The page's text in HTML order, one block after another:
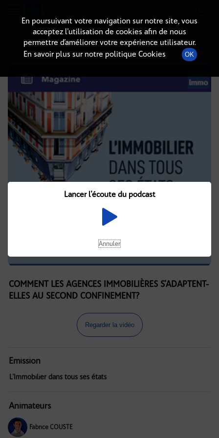
DÉTAILS DE L'ÉPISODE
24 novembre 2020à 7h00, durée : 22 minutes
COMMENT LES AGENCES IMMOBILIÈRES S'ADAPTENT-
ELLES AU SECOND CONFINEMENT?
Regarder la vidéo
Emission
L'Immobilier dans tous ses états
Animateurs
Fabrice COUSTE
En poursuivant votre navigation sur notre site, vous
acceptez l’utilisation de cookies afin de nous
permettre d’améliorer votre expérience utilisateur.
En savoir plus sur notre politique Cookies
OK
Lancer l'écoute du podcast
Annuler